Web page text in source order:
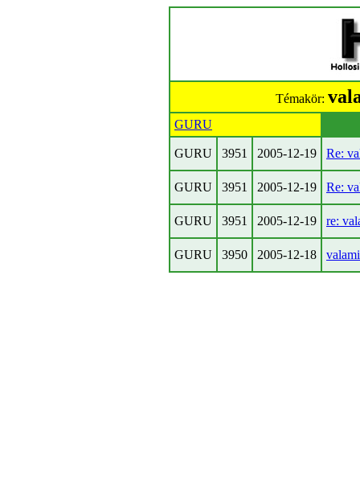
Témakör:
GURU
GURU 3951 2005-12-19 Re:
GURU 3951 2005-12-19 Re:
GURU 3951 2005-12-19 re:
GURU 3950 2005-12-18